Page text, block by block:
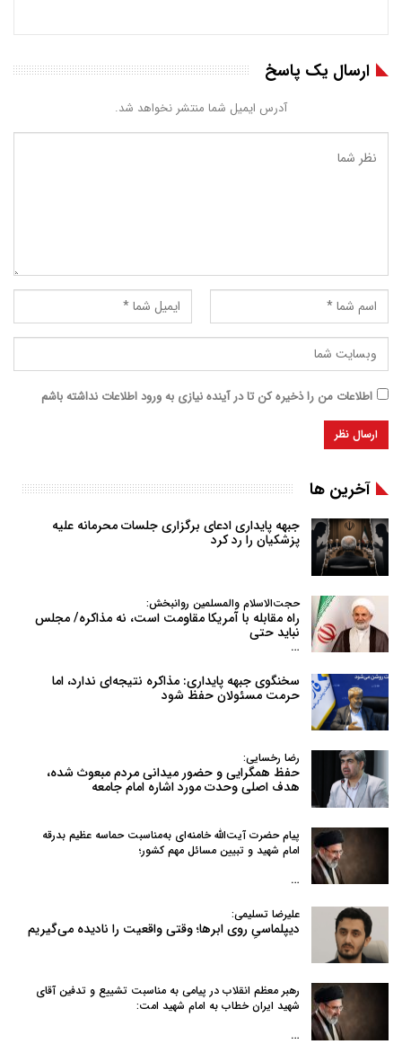
ارسال یک پاسخ
آدرس ایمیل شما منتشر نخواهد شد.
اطلاعات من را ذخیره کن تا در آینده نیازی به ورود اطلاعات نداشته باشم
آخرین ها
جبهه پایداری ادعای برگزاری جلسات محرمانه علیه
پزشکیان را رد کرد
حجت‌الاسلام والمسلمین روانبخش:
راه مقابله با آمریکا مقاومت است، نه مذاکره/ مجلس
نباید حتی
…
سخنگوی جبهه پایداری: مذاکره نتیجه‌ای ندارد، اما
حرمت مسئولان حفظ شود
رضا رخسایی:
حفظ همگرایی و حضور میدانی مردم مبعوث شده،
هدف اصلی وحدت مورد اشاره امام جامعه
پیام حضرت آیت‌الله خامنه‌ای به‌مناسبت حماسه عظیم بدرقه
امام شهید و تبیین مسائل مهم کشور؛
…
علیرضا تسلیمی:
دیپلماسیِ روی ابرها؛ وقتی واقعیت را نادیده می‌گیریم
رهبر معظم انقلاب در پیامی به‌ مناسبت تشییع و تدفین آقای
شهید ایران خطاب به امام شهید امت:
…